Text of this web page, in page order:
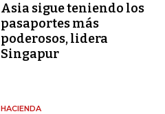
Asia sigue teniendo los
pasaportes más
poderosos, lidera
Singapur
HACIENDA